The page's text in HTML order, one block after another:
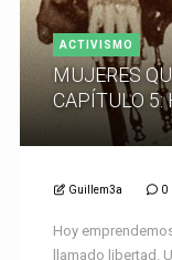
ACTIVISMO
MUJERES
CAPÍTULO 5:
Guillem3a 0
Hoy
llamado libertad.